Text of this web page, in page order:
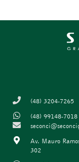
(48) 3204-7265
(48) 99148-7018
Av. Mauro
302